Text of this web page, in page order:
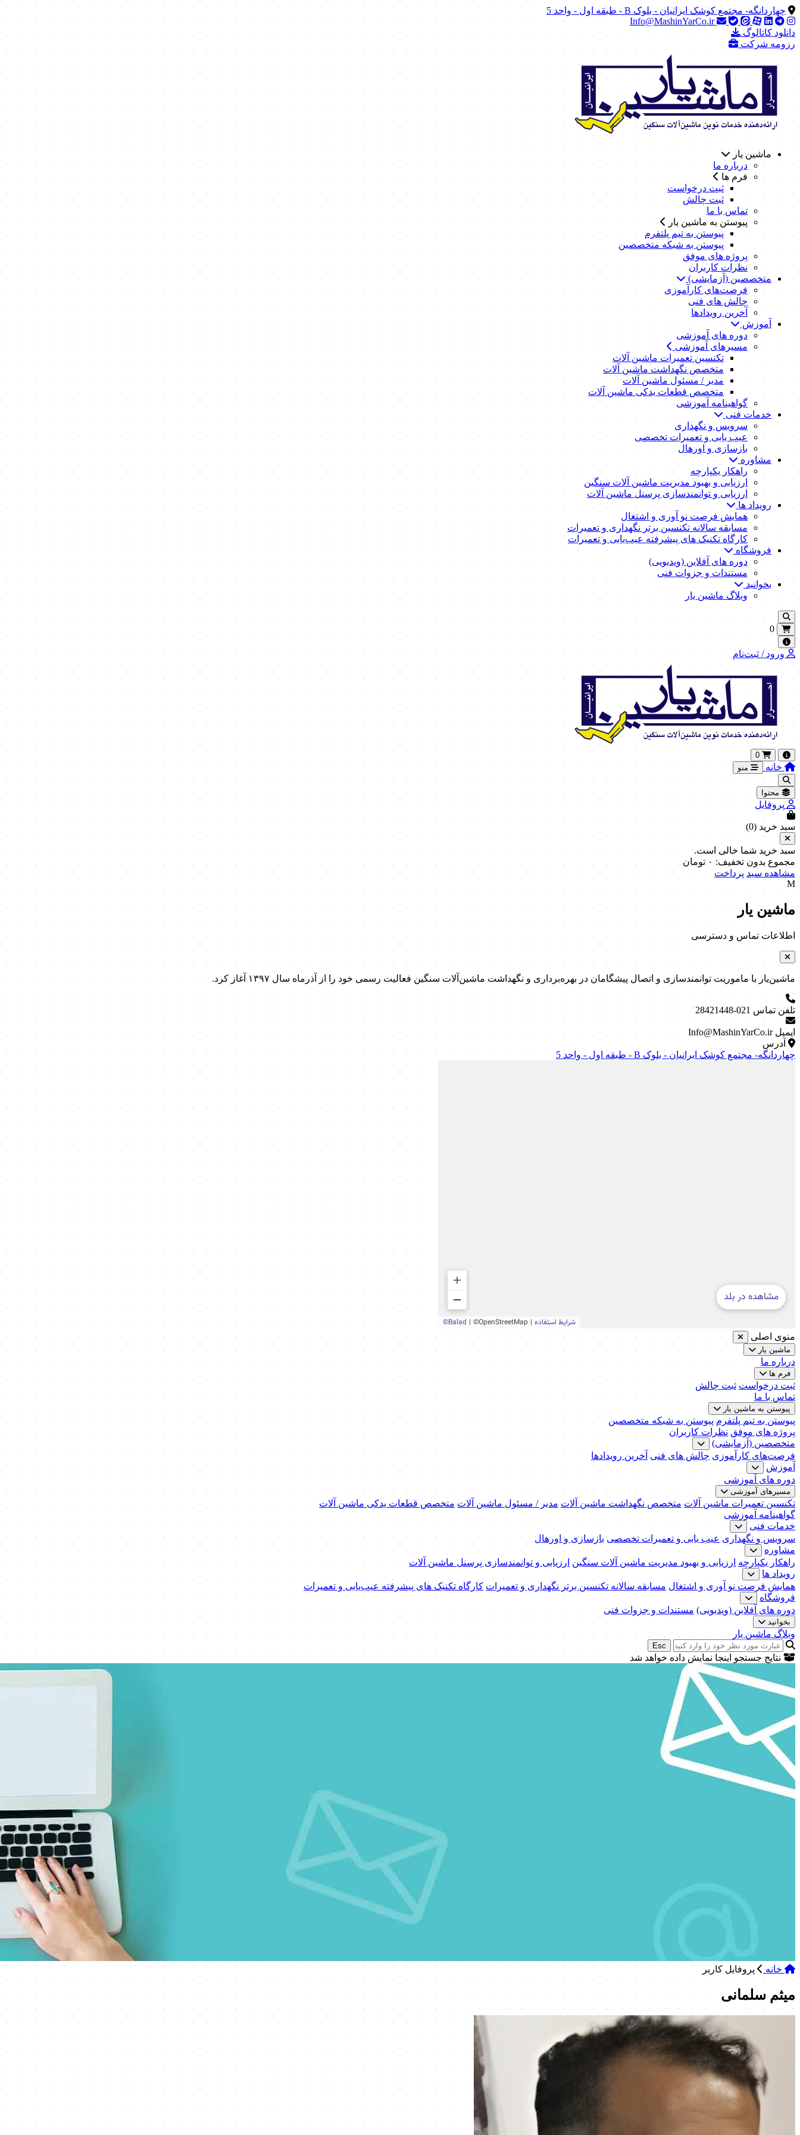
چهاردانگه- مجتمع کوشک ایرانیان - بلوک B - طبقه اول - واحد 5
Info@MashinYarCo.ir
دانلود کاتالوگ
رزومه شرکت
ماشین یار
درباره ما
فرم ها
ثبت درخواست
ثبت چالش
تماس با ما
پیوستن به ماشین یار
پیوستن به تیم پلتفرم
پیوستن به شبکه متخصصین
پروژه های موفق
نظرات کاربران
متخصصین (آزمایشی)
فرصت‌های کارآموزی
چالش های فنی
آخرین رویدادها
آموزش
دوره های آموزشی
مسیرهای آموزشی
تکنسین تعمیرات ماشین آلات
متخصص نگهداشت ماشین آلات
مدیر / مسئول ماشین آلات
متخصص قطعات یدکی ماشین آلات
گواهینامه آموزشی
خدمات فنی
سرویس و نگهداری
عیب یابی و تعمیرات تخصصی
بازسازی و اورهال
مشاوره
راهکار یکپارچه
ارزیابی و بهبود مدیریت ماشین آلات سنگین
ارزیابی و توانمندسازی پرسنل ماشین آلات
رویداد ها
همایش فرصت نو آوری و اشتغال
مسابقه سالانه تکنسین برتر نگهداری و تعمیرات
کارگاه تکنیک‌ های پیشرفته عیب‌یابی و تعمیرات
فروشگاه
دوره های آفلاین (ویدیویی)
مستندات و جزوات فنی
بخوانید
وبلاگ ماشین یار
0
ورود / ثبت‌نام
0
خانه منو
محتوا
پروفایل
سبد خرید (0
)
سبد خرید شما خالی است.
مجموع بدون تخفیف: ۰ تومان
مشاهده سبد پرداخت
M
ماشین یار
اطلاعات تماس و دسترسی
ماشین‌یار با ماموریت توانمندسازی و اتصال پیشگامان در بهره‌برداری و نگهداشت ماشین‌آلات سنگین فعالیت رسمی خود را از آذرماه سال ۱۳۹۷ آغاز کرد.
تلفن تماس 021-28421448
ایمیل Info@MashinYarCo.ir
آدرس
چهاردانگه- مجتمع کوشک ایرانیان - بلوک B - طبقه اول - واحد 5
منوی اصلی
ماشین یار
درباره ما
فرم ها
ثبت درخواست ثبت چالش
تماس با ما
پیوستن به ماشین یار
پیوستن به تیم پلتفرم پیوستن به شبکه متخصصین
پروژه های موفق نظرات کاربران
متخصصین (آزمایشی)
فرصت‌های کارآموزی چالش های فنی آخرین رویدادها
آموزش
دوره های آموزشی
مسیرهای آموزشی
تکنسین تعمیرات ماشین آلات متخصص نگهداشت ماشین آلات مدیر / مسئول ماشین آلات متخصص قطعات یدکی ماشین آلات
گواهینامه آموزشی
خدمات فنی
سرویس و نگهداری عیب یابی و تعمیرات تخصصی بازسازی و اورهال
مشاوره
راهکار یکپارچه ارزیابی و بهبود مدیریت ماشین آلات سنگین ارزیابی و توانمندسازی پرسنل ماشین آلات
رویداد ها
همایش فرصت نو آوری و اشتغال مسابقه سالانه تکنسین برتر نگهداری و تعمیرات کارگاه تکنیک‌ های پیشرفته عیب‌یابی و تعمیرات
فروشگاه
دوره های آفلاین (ویدیویی) مستندات و جزوات فنی
بخوانید
وبلاگ ماشین یار
Esc
نتایج جستجو اینجا نمایش داده خواهد شد
خانه ‌پروفایل کاربر
میثم سلمانی